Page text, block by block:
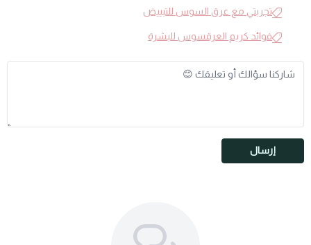
تجربتي مع عرق السوس للتبييض
فوائد كريم العرقسوس للبشرة
إرسال